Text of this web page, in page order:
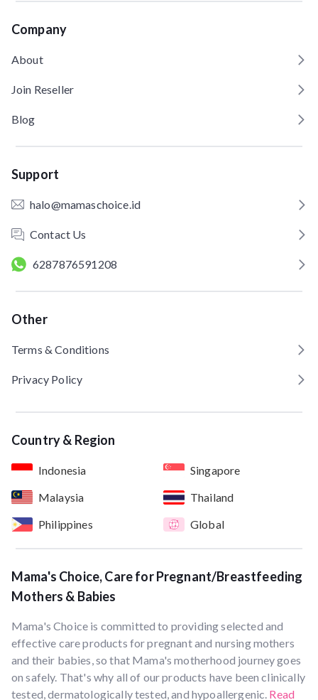
Company
About
Join Reseller
Blog
Support
halo@mamaschoice.id
Contact Us
6287876591208
Other
Terms & Conditions
Privacy Policy
Country & Region
Indonesia
Singapore
Malaysia
Thailand
Philippines
Global
Mama's Choice, Care for Pregnant/Breastfeeding
Mothers & Babies
Mama's Choice is committed to providing selected and
effective care products for pregnant and nursing mothers
and their babies, so that Mama's motherhood journey goes
on safely. That's why all of our products have been clinically
tested, dermatologically tested, and hypoallergenic. Read